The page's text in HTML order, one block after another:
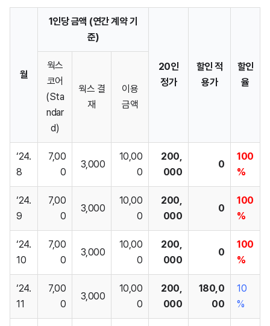
월
1인당 금액 (연간 계약 기
준)
20인
정가
할인 적
용가
할인
율
웍스
코어
(Sta
ndar
d)
웍스 결
재
이용
금액
‘24.
8
7,00
0
3,000
10,00
0
200,
000
0
100
%
‘24.
9
7,00
0
3,000
10,00
0
200,
000
0
100
%
‘24.
10
7,00
0
3,000
10,00
0
200,
000
0
100
%
‘24.
11
7,00
0
3,000
10,00
0
200,
000
180,0
00
10
%